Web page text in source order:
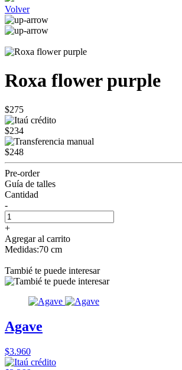
Volver
Roxa flower purple
$275
$234
$248
Pre-order
Guía de talles
Cantidad
-
+
Agregar al carrito
Medidas:70 cm
Tambié te puede interesar
Agave
$3.960